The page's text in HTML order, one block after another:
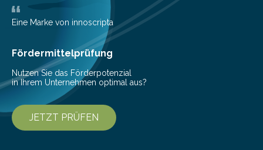
schnell gehandelt werden sollte und wann eine
kontinuierliche Überwachung sinnvoller ist. Biologische
Invasionen treten auf, wenn nicht…
Eine Marke von innoscripta
Fördermittelprüfung
Nutzen Sie das Förderpotenzial
in Ihrem Unternehmen optimal aus?
JETZT PRÜFEN